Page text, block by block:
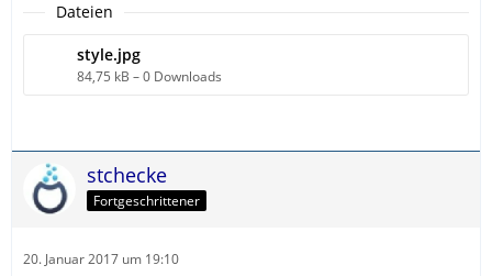
Dateien
style.jpg
84,75 kB – 0 Downloads
stchecke
Fortgeschrittener
20. Januar 2017 um 19:10